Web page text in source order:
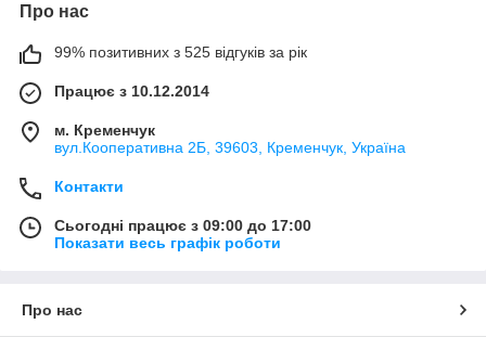
Про нас
99% позитивних з 525 відгуків за рік
Працює з 10.12.2014
м. Кременчук
вул.Кооперативна 2Б, 39603, Кременчук, Україна
Контакти
Сьогодні працює з 09:00 до 17:00
Показати весь графік роботи
Про нас